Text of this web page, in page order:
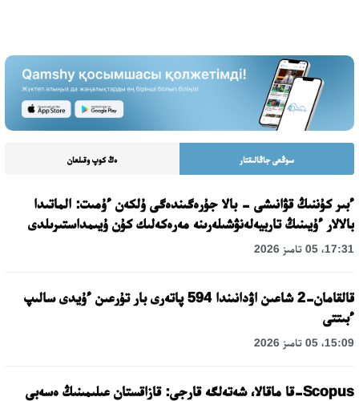
سوڭعى جاڭالىقتار ەڭ كوپ وقىلعان
ءبىر كۇننىڭ قۋانىشى - بالا جۇرەگىندەگى ۇلكەن ءۇمىت: الماتىدا
بالالار ءۇيىنىڭ تاربيەلەنۋشىلەرىنە مەرەكەلىك كۇن ۇيىمداستىرىلدى
17:31، 05 تامىز 2026
قالقامان-2 شاعىن اۋدانىندا 594 پاتەرى بار تۇرعىن ءۇيدى سالىپ
ءبىتتى
15:09، 05 تامىز 2026
Scopus-قا ماقالا، شەتەلگە قارجى: قازاقستان عىلىمىنىڭ ەسەبى